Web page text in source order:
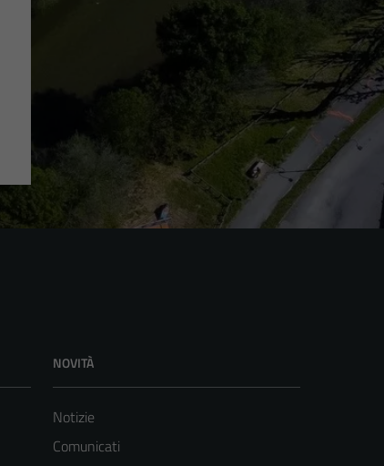
NOVITÀ
Notizie
Comunicati